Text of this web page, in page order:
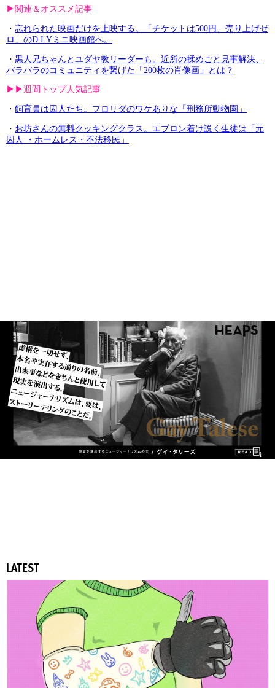
▶︎関連＆オススメ記事
・ 忘れられた映画だけを上映する。「チケットは500円、売り上げゼ
ロ」のD.I.Yミニ映画館へ。
・ 黒人兄ちゃんとユダヤ教リーダーも。近所の揉めごと見事解決、
バラバラのコミュニティを繋げた「200枚の肖像画」とは？
▶︎▶︎週間トップ人気記事
・ 飼育員は囚人たち。フロリダのワケありな「刑務所動物園」
・ お坊さんの無料クッキングクラス。エプロン着け説く生徒は「元
囚人 ・ホームレス・不法移民」
LATEST